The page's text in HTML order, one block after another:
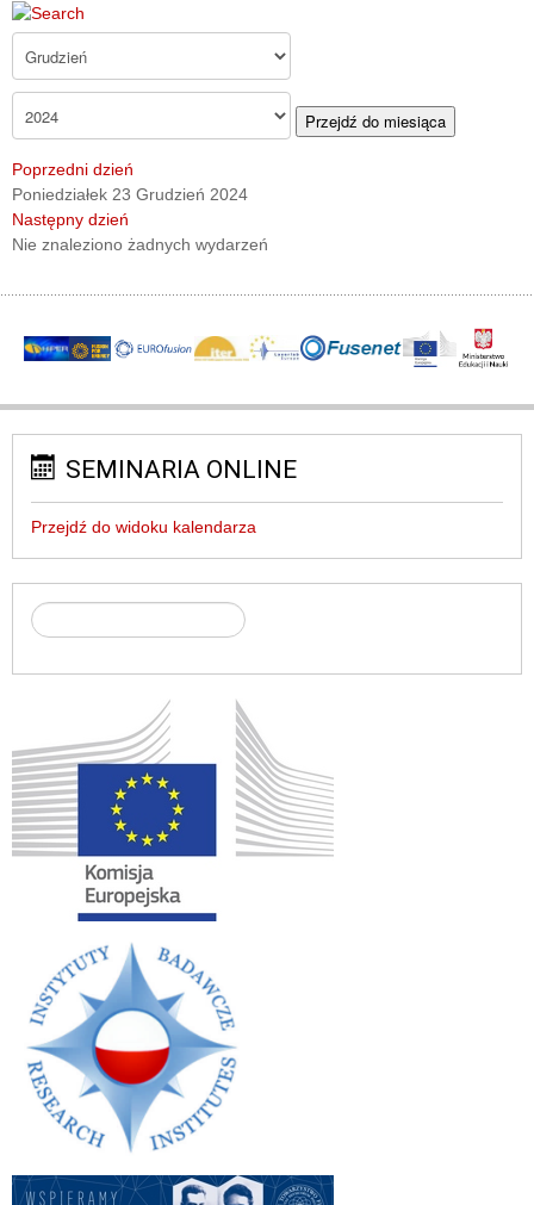
Przejdź do miesiąca
Poprzedni dzień
Poniedziałek 23 Grudzień 2024
Następny dzień
Nie znaleziono żadnych wydarzeń
SEMINARIA ONLINE
Przejdź do widoku kalendarza